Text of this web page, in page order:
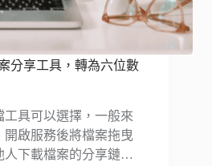
分享工具，轉為六位數
具可以選擇，一般來
啟服務後將檔案拖曳
人下載檔案的分享鏈…